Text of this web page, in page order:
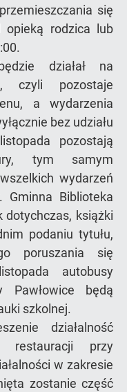
się
rodzica lub
działał na
czyli pozostaje
a wydarzenia
bez udziału
pozostają
tym samym
wydarzeń
Gminna Biblioteka
dotychczas, książki
podaniu tytułu,
poruszania się
autobusy
Pawłowice będą
szkolnej.
działalność
restauracji przy
w zakresie
zostanie część